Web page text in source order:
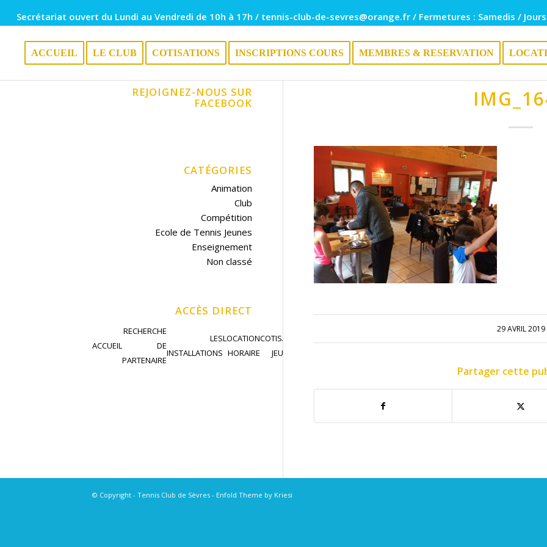
Secrétariat ouvert du Lundi au Vendredi de 10h à 17h / tennis-club-de-sevres@orange.fr / Fermetures : Samedis /
ACCUEIL LE CLUB COTISATIONS INSCRIPTIONS COURS MEMBRES & RESERVATION
29 AVRIL 2019
Partager cette
REJOIGNEZ-NOUS SUR
FACEBOOK
CATÉGORIES
Animation
Club
Compétition
Ecole de Tennis Jeunes
Enseignement
Non classé
ACCÈS DIRECT
ACCUEIL
RECHERCHE
DE
PARTENAIRE
LES
INSTALLATIONS
LOCATION
HORAIRE
COTISATION
JEU LIBRE
CONTACT
© Copyright - Tennis Club de Sèvres - Enfold Theme by Kriesi